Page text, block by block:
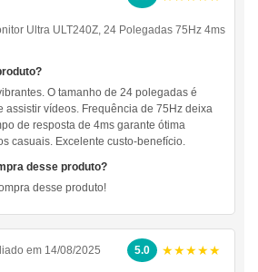
Ultra ULT240Z, 24 Polegadas 75Hz 4ms
O tamanho de 24 polegadas é
assistir vídeos. Frequência de 75Hz deixa
de resposta de 4ms garante ótima
casuais. Excelente custo-benefício.
desse produto?
desse produto!
em 14/08/2025 5.0 ★★★★★